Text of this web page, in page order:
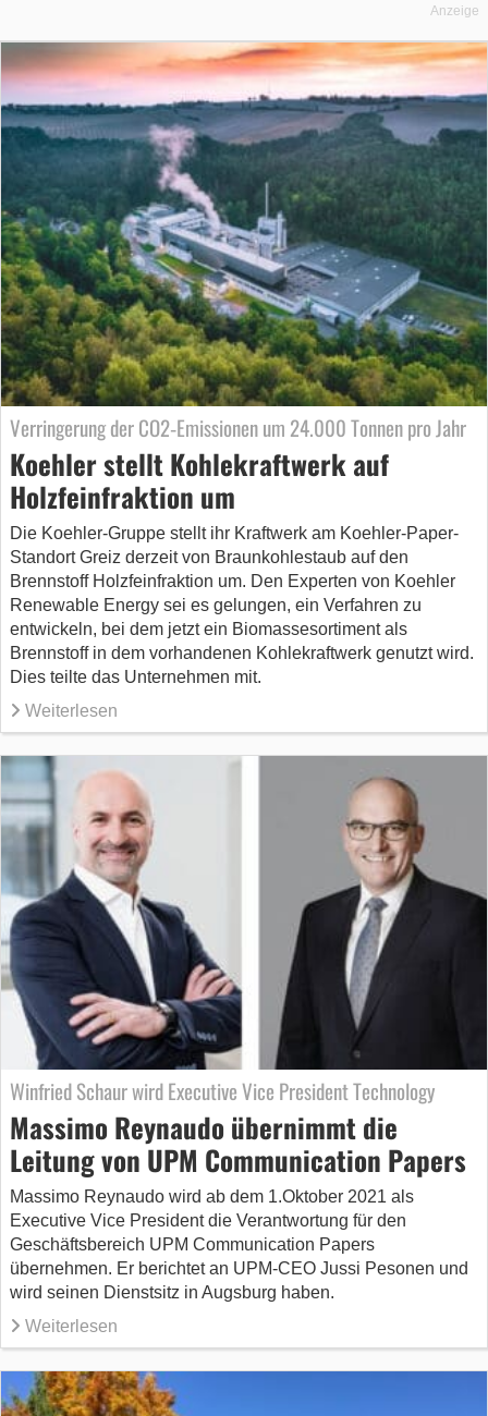
Anzeige
Verringerung der CO2‐Emissionen um 24.000 Tonnen pro Jahr
Koehler stellt Kohlekraftwerk auf
Holzfeinfraktion um
Die Koehler‐Gruppe stellt ihr Kraftwerk am Koehler-Paper-
Standort Greiz derzeit von Braunkohlestaub auf den
Brennstoff Holzfeinfraktion um. Den Experten von Koehler
Renewable Energy sei es gelungen, ein Verfahren zu
entwickeln, bei dem jetzt ein Biomassesortiment als
Brennstoff in dem vorhandenen Kohlekraftwerk genutzt wird.
Dies teilte das Unternehmen mit.
Weiterlesen
Winfried Schaur wird Executive Vice President Technology
Massimo Reynaudo übernimmt die
Leitung von UPM Communication Papers
Massimo Reynaudo wird ab dem 1.Oktober 2021 als
Executive Vice President die Verantwortung für den
Geschäftsbereich UPM Communication Papers
übernehmen. Er berichtet an UPM-CEO Jussi Pesonen und
wird seinen Dienstsitz in Augsburg haben.
Weiterlesen